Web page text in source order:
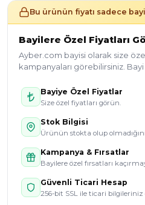
Bu ürünün fiyatı sadece
Bayilere Özel Fiyatları
Ayber.com bayisi olarak size
kampanyaları görebilirsiniz.
Bayiye Özel Fiyatlar
Size özel fiyatları görün.
Stok Bilgisi
Ürünün stokta olup
Kampanya & Fırsatlar
Bayilere özel fırsatları
Güvenli Ticari Hesap
256-bit SSL ile ticari bilgileriniz